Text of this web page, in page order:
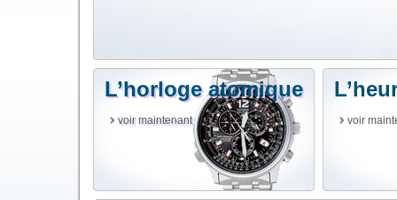
L’horloge atomique
voir maintenant voir